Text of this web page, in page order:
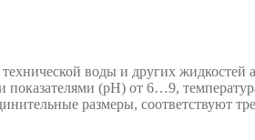
воды и других
(рН) от 6…9,
размеры,